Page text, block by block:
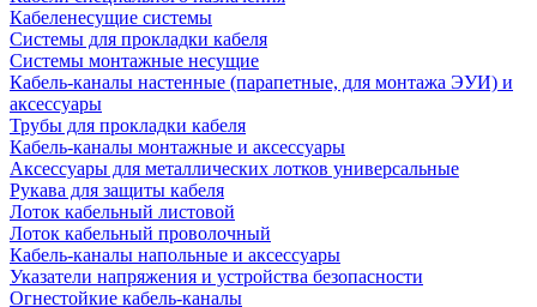
Кабеленесущие системы
Системы для прокладки кабеля
Системы монтажные несущие
Кабель-каналы настенные (парапетные, для монтажа ЭУИ) и
аксессуары
Трубы для прокладки кабеля
Кабель-каналы монтажные и аксессуары
Аксессуары для металлических лотков универсальные
Рукава для защиты кабеля
Лоток кабельный листовой
Лоток кабельный проволочный
Кабель-каналы напольные и аксессуары
Указатели напряжения и устройства безопасности
Огнестойкие кабель-каналы